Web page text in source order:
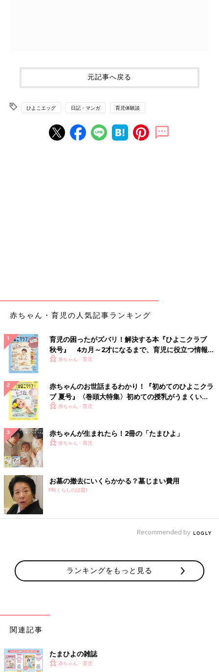
元記事へ戻る
ひよこエッグ 日記・マンガ 育児体験談
赤ちゃん・育児の人気記事ランキング
育児の困ったがズバリ！解決する本『ひよこクラブ
秋号』 4カ月～2才になるまで、育児に役立つ情報が
いっぱい！
赤ちゃん・育児
赤ちゃんのお世話まるわかり！『初めてのひよこクラ
ブ 夏号』〈巻頭大特集〉初めての授乳がうまくい
く！ おっぱい・ミルクの基本と夏のトラブル 解決テ
赤ちゃん・育児
赤ちゃんが生まれたら！2冊の「たまひよ」
赤ちゃん・育児
お墓の撤去にいくらかかる？墓じまい費用
PR(くらしの話題)
Recommended by
ランキングをもっと見る
関連記事
たまひよの雑誌
赤ちゃん・育児